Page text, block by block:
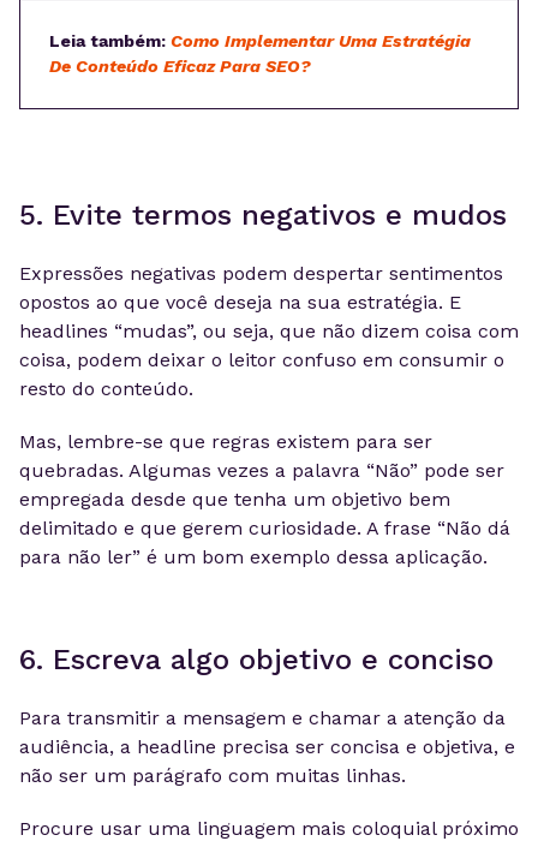
Leia também: Como Implementar Uma Estratégia
De Conteúdo Eficaz Para SEO?
5. Evite termos negativos e mudos
Expressões negativas podem despertar sentimentos
opostos ao que você deseja na sua estratégia. E
headlines “mudas”, ou seja, que não dizem coisa com
coisa, podem deixar o leitor confuso em consumir o
resto do conteúdo.
Mas, lembre-se que regras existem para ser
quebradas. Algumas vezes a palavra “Não” pode ser
empregada desde que tenha um objetivo bem
delimitado e que gerem curiosidade. A frase “Não dá
para não ler” é um bom exemplo dessa aplicação.
6. Escreva algo objetivo e conciso
Para transmitir a mensagem e chamar a atenção da
audiência, a headline precisa ser concisa e objetiva, e
não ser um parágrafo com muitas linhas.
Procure usar uma linguagem mais coloquial próximo